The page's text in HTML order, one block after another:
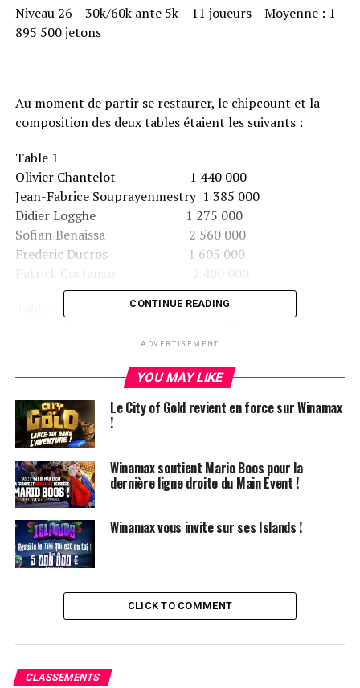
Niveau 26 – 30k/60k ante 5k – 11 joueurs – Moyenne : 1
895 500 jetons
Au moment de partir se restaurer, le chipcount et la
composition des deux tables étaient les suivants :
Table 1
Olivier Chantelot 1 440 000
Jean-Fabrice Souprayenmestry 1 385 000
Didier Logghe 1 275 000
Sofian Benaissa 2 560 000
Frederic Ducros 1 605 000
André Comemale 705 000
Alain Fleurent 1 875 000
Gilbert Bouny 2 120 000
Jean-Baptiste Roux 830 000
Olivian Balint 1 310 000
Jean-Luc Saurat 1 025 000
rapidement fatal à Alain Fleurent (13ème) et Jean-
Baptiste Roux, sorti à la 12
CONTINUE READING
ADVERTISEMENT
YOU MAY LIKE
Le City of Gold revient en force sur Winamax
!
Winamax soutient Mario Boos pour la
dernière ligne droite du Main Event !
Winamax vous invite sur ses Islands !
CLICK TO COMMENT
CLASSEMENTS